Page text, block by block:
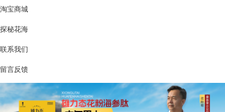
淘宝商城
探秘花海
联系我们
留言反馈